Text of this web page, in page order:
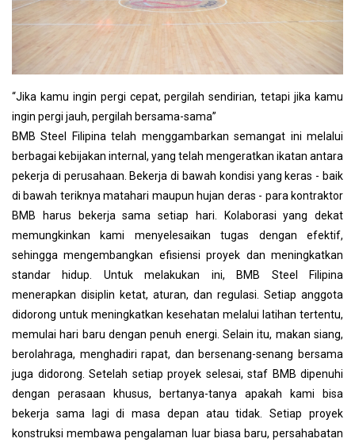
“Jika kamu ingin pergi cepat, pergilah sendirian, tetapi jika kamu
ingin pergi jauh, pergilah bersama-sama”
BMB Steel Filipina telah menggambarkan semangat ini melalui
berbagai kebijakan internal, yang telah mengeratkan ikatan antara
pekerja di perusahaan. Bekerja di bawah kondisi yang keras - baik
di bawah teriknya matahari maupun hujan deras - para kontraktor
BMB harus bekerja sama setiap hari. Kolaborasi yang dekat
memungkinkan kami menyelesaikan tugas dengan efektif,
sehingga mengembangkan efisiensi proyek dan meningkatkan
standar hidup. Untuk melakukan ini, BMB Steel Filipina
menerapkan disiplin ketat, aturan, dan regulasi. Setiap anggota
didorong untuk meningkatkan kesehatan melalui latihan tertentu,
memulai hari baru dengan penuh energi. Selain itu, makan siang,
berolahraga, menghadiri rapat, dan bersenang-senang bersama
juga didorong. Setelah setiap proyek selesai, staf BMB dipenuhi
dengan perasaan khusus, bertanya-tanya apakah kami bisa
bekerja sama lagi di masa depan atau tidak. Setiap proyek
konstruksi membawa pengalaman luar biasa baru, persahabatan